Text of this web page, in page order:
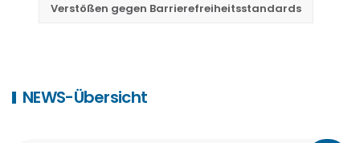
Verstößen gegen Barrierefreiheitsstandards
NEWS-Übersicht